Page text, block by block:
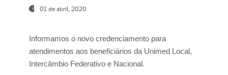
01 de abril, 2020
Informamos o novo credenciamento para
atendimentos aos beneficiários da Unimed Local,
Intercâmbio Federativo e Nacional.